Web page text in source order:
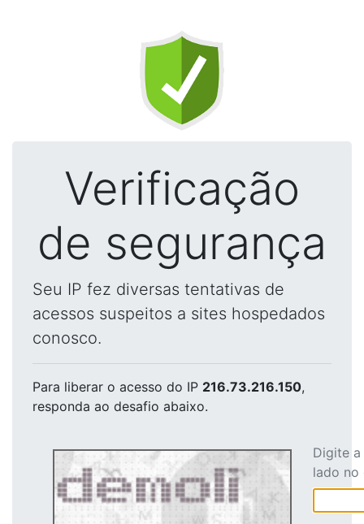
Verificação
de segurança
Seu IP fez diversas tentativas de
acessos suspeitos a sites hospedados
conosco.
Para liberar o acesso do IP 216.73.216.150,
responda ao desafio abaixo.
Digite
lado no